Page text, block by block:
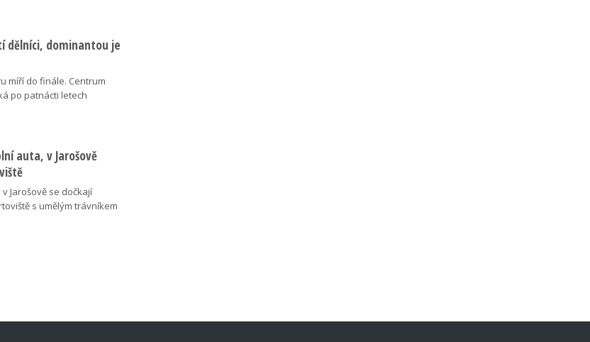
dělníci, dominantou je
míří do finále. Centrum
po patnácti letech
auta, v Jarošově
Jarošově se dočkají
s umělým trávníkem